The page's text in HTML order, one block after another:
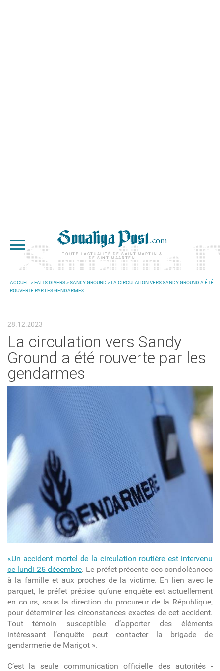
TOUTE L'ACTUALITÉ DE SAINT-MARTIN &
DE SINT MAARTEN
VOUS ÊTES ICI
ACCUEIL >FAITS DIVERS>SANDY GROUND > LA CIRCULATION VERS SANDY GROUND A ÉTÉ
ROUVERTE PAR LES GENDARMES
28.12.2023
La circulation vers Sandy
Ground a été rouverte par les
gendarmes
«Un accident mortel de la circulation routière est intervenu
ce lundi 25 décembre. Le préfet présente ses condoléances
à la famille et aux proches de la victime. En lien avec le
parquet, le préfet précise qu’une enquête est actuellement
en cours, sous la direction du procureur de la République,
pour déterminer les circonstances exactes de cet accident.
Tout témoin susceptible d’apporter des éléments
intéressant l’enquête peut contacter la brigade de
gendarmerie de Marigot ».
C’est la seule communication officielle des autorités -